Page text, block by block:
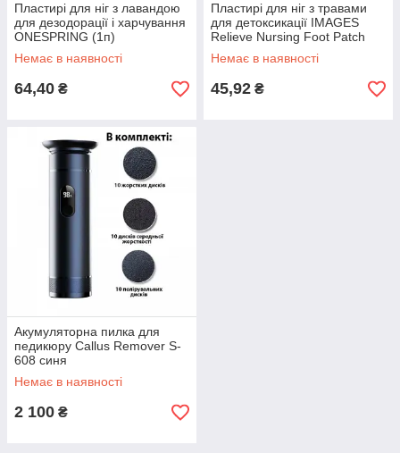
Пластирі для ніг з лавандою
для дезодорації і харчування
ONESPRING (1п)
Немає в наявності
64,40 ₴
Пластирі для ніг з травами
для детоксикації IMAGES
Relieve Nursing Foot Patch
(1п)
Немає в наявності
45,92 ₴
Акумуляторна пилка для
педикюру Callus Remover S-
608 синя
Немає в наявності
2 100 ₴